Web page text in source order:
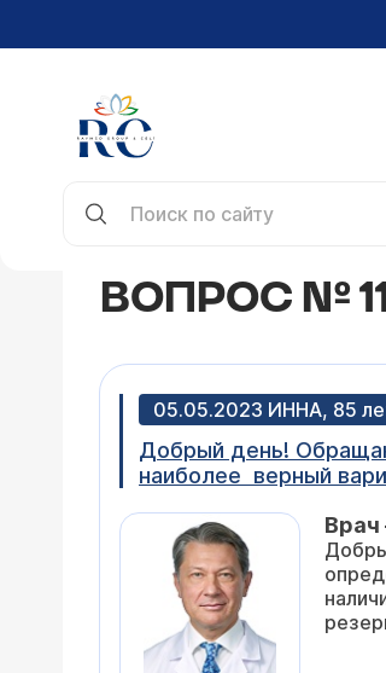
ВОПРОС №
05.05.2023 ИННА, 85
Добрый день!
наиболее верный